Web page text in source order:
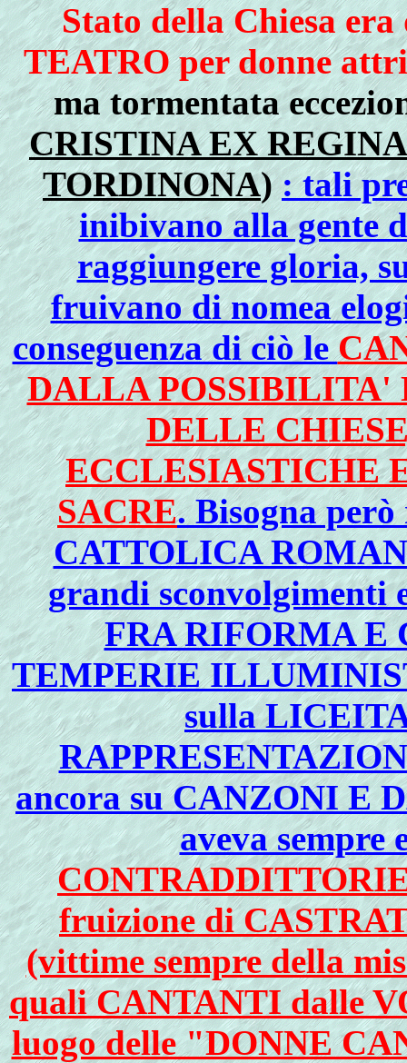
Stato della Chiesa
TEATRO per donne
ma tormentata
CRISTINA EX
TORDINONA): tali
inibivano alla gente
raggiungere gloria,
fruivano di nomea
conseguenza di ciò le
DALLA
DELLE
ECCLESIASTICHE
SACRE. Bisogna
CATTOLICA
grandi sconvolgimenti
FRA RIFORMA E
TEMPERIE
sulla
ancora su CANZONI E
aveva sempre
fruizione di
(vittime sempre della
quali CANTANTI dalle
luogo delle "DONNE